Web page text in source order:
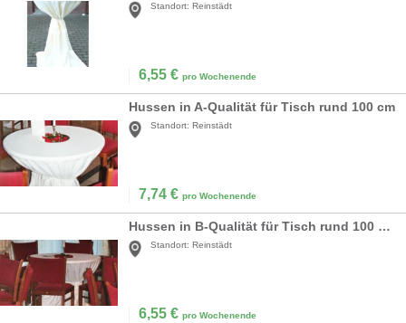
Standort: Reinstädt
6,55 € pro Wochenende
Hussen in A-Qualität für Tisch rund 100 cm
Standort: Reinstädt
7,74 € pro Wochenende
Hussen in B-Qualität für Tisch rund 100 cm
Standort: Reinstädt
6,55 € pro Wochenende